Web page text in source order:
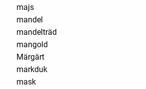
majs
mandel
mandelträd
mangold
Märgärt
markduk
mask